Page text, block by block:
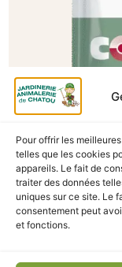
Pour offrir les
telles que les cookies
appareils. Le fait de
traiter des données
uniques sur ce site. Le
consentement peut
et fonctions.
CUNI
En stock